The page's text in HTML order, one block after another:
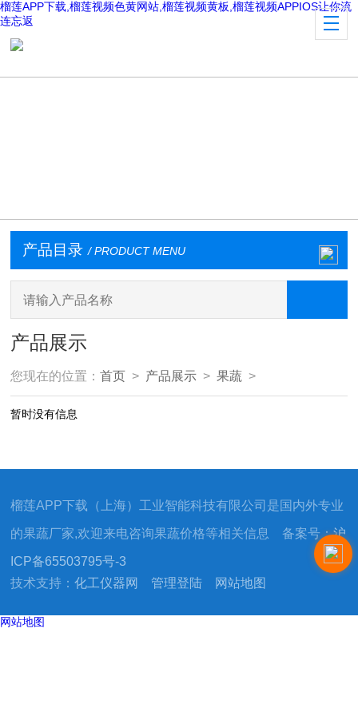
榴莲APP下载,榴莲视频色黄网站,榴莲视频黄板,榴莲视频APPIOS让你流
连忘返
产品目录 / PRODUCT MENU
产品展示
您现在的位置：首页 > 产品展示 >果蔬 >
暂时没有信息
榴莲APP下载（上海）工业智能科技有限公司是国内外专业
的果蔬厂家,欢迎来电咨询果蔬价格等相关信息 备案号：沪
ICP备65503795号-3
技术支持：化工仪器网 管理登陆 网站地图
网站地图